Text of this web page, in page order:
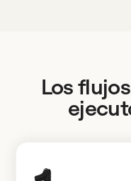
Los